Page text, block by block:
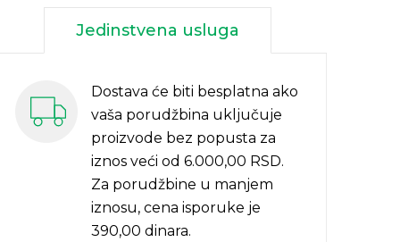
Jedinstvena usluga
Dostava će biti besplatna ako
vaša porudžbina uključuje
proizvode bez popusta za
iznos veći od 6.000,00 RSD.
Za porudžbine u manjem
iznosu, cena isporuke je
390,00 dinara.